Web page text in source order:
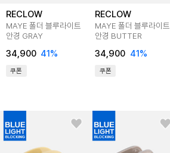
RECLOW
MAYE 폴더 블루라이트
안경 GRAY
34,900 41%
쿠폰
RECLOW
MAYE 폴더 블루라이트
안경 BUTTER
34,900 41%
쿠폰